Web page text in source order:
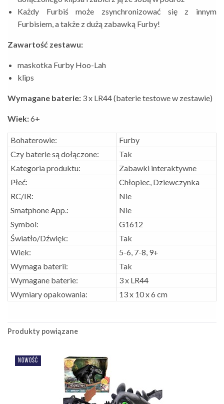
Każdy Furbiś może zsynchronizować się z innym
Furbisiem, a także z dużą zabawką Furby!
Zawartość zestawu:
maskotka Furby Hoo-Lah
klips
Wymagane baterie: 3 x LR44 (baterie testowe w zestawie)
Wiek:6+
Bohaterowie:
Furby
Czy baterie są dołączone:
Tak
Kategoria produktu:
Zabawki interaktywne
Płeć:
Chłopiec, Dziewczynka
RC/IR:
Nie
Smatphone App.:
Nie
Symbol:
G1612
Światło/Dźwięk:
Tak
Wiek:
5-6, 7-8, 9+
Wymaga baterii:
Tak
Wymagane baterie:
3 x LR44
Wymiary opakowania:
13 x 10 x 6 cm
Produkty powiązane
NOWOŚĆ